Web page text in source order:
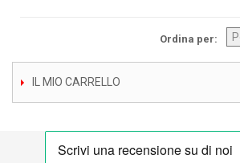
Ordina per
IL MIO CARRELLO